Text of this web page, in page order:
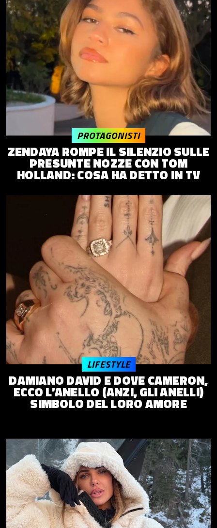
ZENDAYA ROMPE IL SILENZIO SULLE
PRESUNTE NOZZE CON TOM
HOLLAND: COSA HA DETTO IN TV
PROTAGONISTI
DAMIANO DAVID E DOVE CAMERON,
ECCO L’ANELLO (ANZI, GLI ANELLI)
SIMBOLO DEL LORO AMORE
LIFESTYLE